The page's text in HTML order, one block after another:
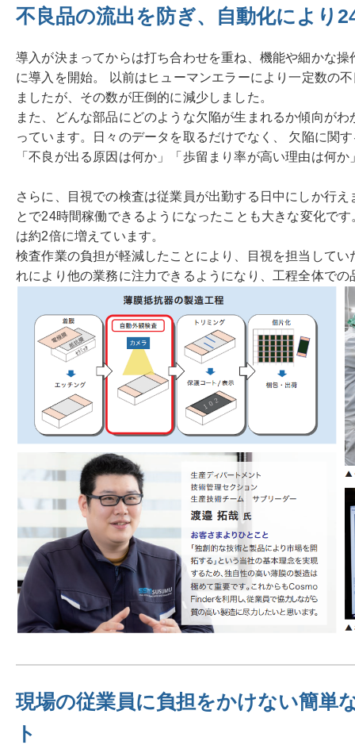
不良品の流出を防ぎ、自動化により
導入が決まってからは打ち合わせを重ね、機能や細かな
に導入を開始。 以前はヒューマンエラーにより一定数の
ましたが、その数が圧倒的に減少しました。
また、どんな部品にどのような欠陥が生まれるか傾向が
っています。日々のデータを取るだけでなく、 欠陥に関
「不良が出る原因は何か」「歩留まり率が高い理由は何
さらに、目視での検査は従業員が出勤する日中にしか行
とで24時間稼働できるようになったことも大きな変化で
は約2倍に増えています。
検査作業の負担が軽減したことにより、目視を担当して
れにより他の業務に注力できるようになり、工程全体で
現場の従業員に負担をかけない簡単
ト